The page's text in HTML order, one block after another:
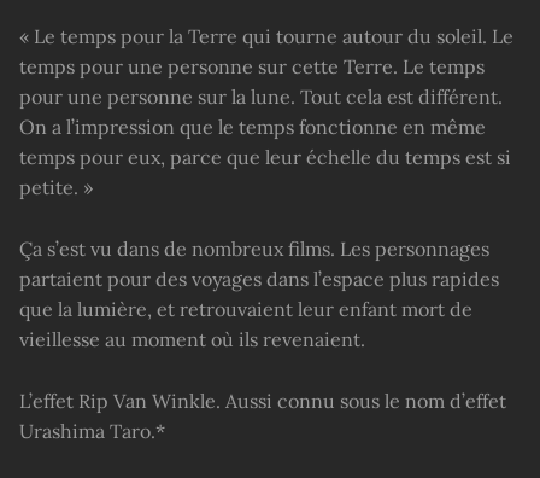
« Le temps pour la Terre qui tourne autour du soleil. Le
temps pour une personne sur cette Terre. Le temps
pour une personne sur la lune. Tout cela est différent.
On a l’impression que le temps fonctionne en même
temps pour eux, parce que leur échelle du temps est si
petite. »
Ça s’est vu dans de nombreux films. Les personnages
partaient pour des voyages dans l’espace plus rapides
que la lumière, et retrouvaient leur enfant mort de
vieillesse au moment où ils revenaient.
L’effet Rip Van Winkle. Aussi connu sous le nom d’effet
Urashima Taro.*